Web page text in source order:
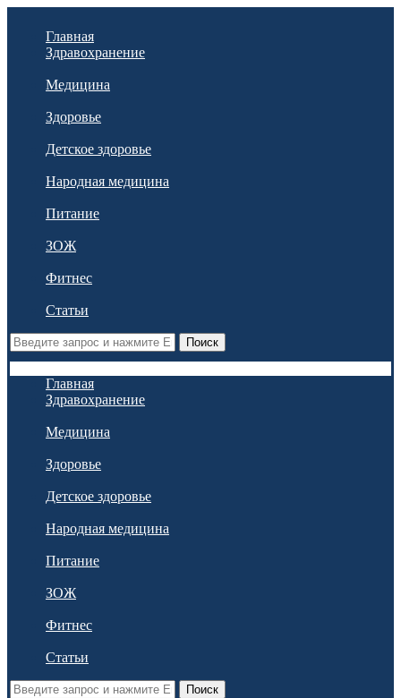
Главная
Здравохранение
Медицина
Здоровье
Детское здоровье
Народная медицина
Питание
ЗОЖ
Фитнес
Статьи
Поиск
Главная
Здравохранение
Медицина
Здоровье
Детское здоровье
Народная медицина
Питание
ЗОЖ
Фитнес
Статьи
Поиск